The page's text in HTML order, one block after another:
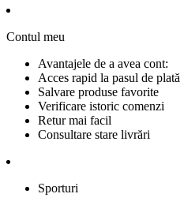
Contul meu
Avantajele de a avea cont:
Acces rapid la pasul de plată
Salvare produse favorite
Verificare istoric comenzi
Retur mai facil
Consultare stare livrări
Sporturi